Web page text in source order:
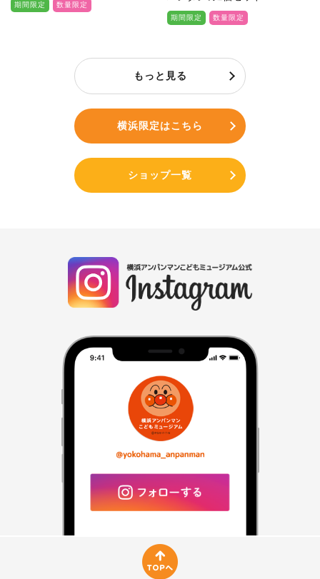
期間限定 数量限定
期間限定 数量限定
もっと見る
横浜限定はこちら
ショップ一覧